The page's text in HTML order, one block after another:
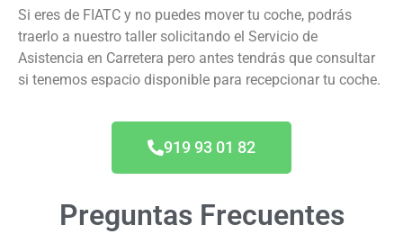
Si eres de FIATC y no puedes mover tu coche, podrás
traerlo a nuestro taller solicitando el Servicio de
Asistencia en Carretera pero antes tendrás que consultar
si tenemos espacio disponible para recepcionar tu coche.
919 93 01 82
Preguntas Frecuentes